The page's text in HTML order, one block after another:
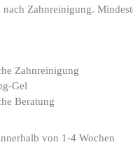
nach Zahnreinigung.
Zahnreinigung
Gel
Beratung
von 1-4 Wochen